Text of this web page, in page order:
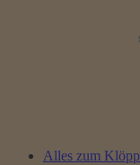
Alles zum